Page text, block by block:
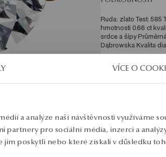
VÍCE O
a analýze naší návštěvnosti využíváme
partnery pro sociální média, inzerci a
poskytli nebo které získali v důsledku
Ruda: zlato Test:
hmotnosti 0.66 ct
srdce a šípy
Dąbrowska Kvalita